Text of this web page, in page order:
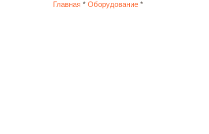
Главная * Оборудование *